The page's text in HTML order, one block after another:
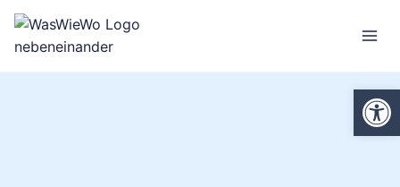
Zum
Inhalt
springen